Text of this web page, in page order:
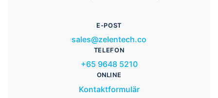
E-POST
sales@zelentech.co
TELEFON
+65 9648 5210
ONLINE
Kontaktformulär